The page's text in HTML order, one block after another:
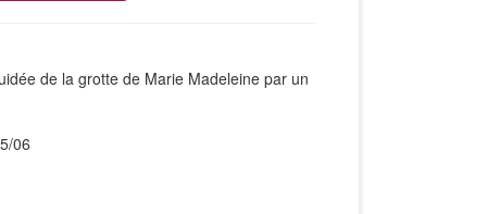
de la grotte de Marie Madeleine par un
06